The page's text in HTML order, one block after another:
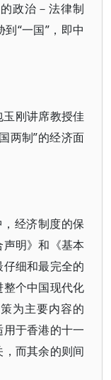
政治－法律制
“一国”，即中
刚讲席教授佳
两制”的经济面
，经济制度的保
明》和《基本
细和最完全的
个中国现代化
为主要内容的
用于香港的十一
而其余的则间